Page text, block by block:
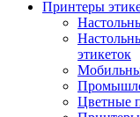
Принтеры
этикеток
Цветные